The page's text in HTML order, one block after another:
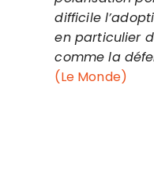
difficile
en particulier
comme la
(Le Monde)